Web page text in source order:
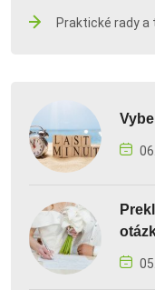
Praktické rady a